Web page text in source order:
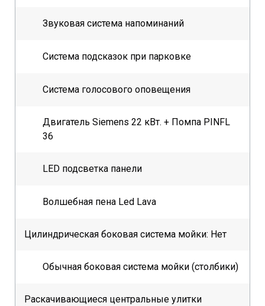
Звуковая система напоминаний
Система подсказок при парковке
Система голосового оповещения
Двигатель Siemens 22 кВт. + Помпа PINFL
36
LED подсветка панели
Волшебная пена Led Lava
Цилиндрическая боковая система мойки: Нет
Обычная боковая система мойки (столбики)
Раскачивающиеся центральные улитки